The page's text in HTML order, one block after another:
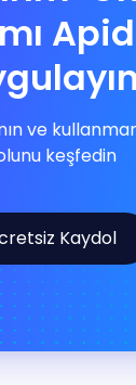
ve
keşfedin
Kaydol